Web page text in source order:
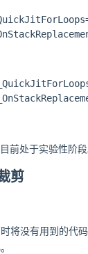
前处于实验性阶段
剪
将没有用到的代